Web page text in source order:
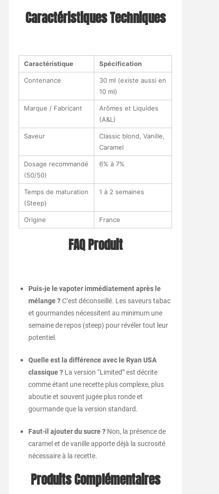
Caractéristiques Techniques
Caractéristique Spécification
Contenance
30 ml (existe aussi en
10 ml)
Marque / Fabricant
Arômes et Liquides
(A&L)
Saveur
Classic blond, Vanille,
Caramel
Dosage recommandé
(50/50)
6% à 7%
Temps de maturation
(Steep)
1 à 2 semaines
Origine France
FAQ Produit
Puis-je le vapoter immédiatement après le
mélange ?C’est déconseillé. Les saveurs tabac
et gourmandes nécessitent au minimum une
semaine de repos (steep) pour révéler tout leur
potentiel.
Quelle est la différence avec le Ryan USA
classique ?La version “Limited” est décrite
comme étant une recette plus complexe, plus
aboutie et souvent jugée plus ronde et
gourmande que la version standard.
Faut-il ajouter du sucre ?Non, la présence de
caramel et de vanille apporte déjà la sucrosité
nécessaire à la recette.
Produits Complémentaires